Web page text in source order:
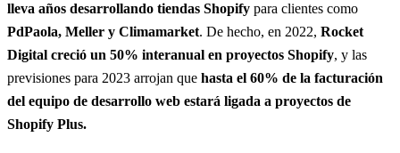
lleva años desarrollando tiendas Shopify para clientes como
PdPaola, Meller y Climamarket. De hecho, en 2022, Rocket
Digital creció un 50% interanual en proyectos Shopify, y las
previsiones para 2023 arrojan que hasta el 60% de la facturación
del equipo de desarrollo web estará ligada a proyectos de
Shopify Plus.